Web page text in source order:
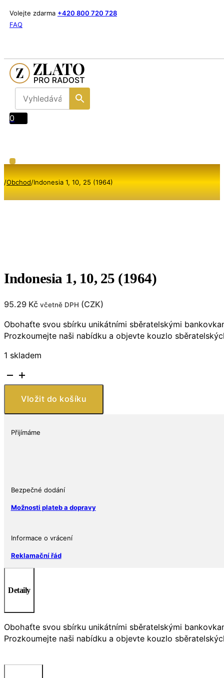
Volejte zdarma +420 800 720 728
FAQ
0
/Obchod/Indonesia 1, 10, 25 (1964)
Indonesia 1, 10, 25 (1964)
95.29 Kč včetně DPH (CZK)
Obohaťte svou sbírku unikátními sběratelskými
Prozkoumejte naši nabídku a objevte kouzlo
1 skladem
Indonesia
1,
množství
Vložit do košíku
Přijímáme
Bezpečné dodání
Možnosti plateb a dopravy
Informace o vrácení
Reklamační řád
Detaily
Obohaťte svou sbírku unikátními sběratelskými
Prozkoumejte naši nabídku a objevte kouzlo